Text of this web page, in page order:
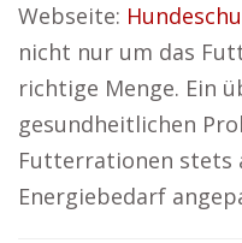
Webseite:
nicht nur um das
richtige Menge. Ein
gesundheitlichen
Futterrationen stets
Energiebedarf